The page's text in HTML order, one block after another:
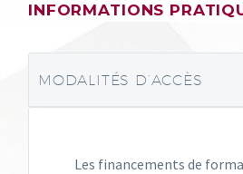
INFORMATIONS
MODALITÉS D’ACCÈS
Les financements de